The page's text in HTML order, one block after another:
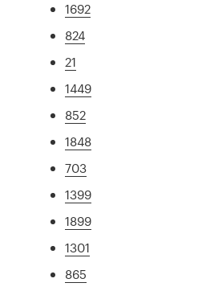
1692
824
21
1449
852
1848
703
1399
1899
1301
865